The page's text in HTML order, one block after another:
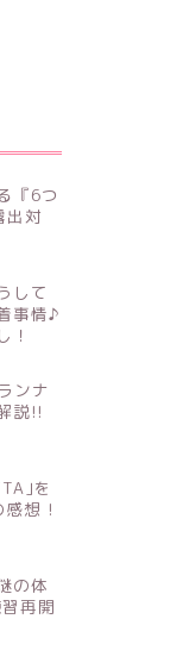
『6つ
出対
して
事情♪
！
ンナ
説!!
｣を
感想 !
の体
再開